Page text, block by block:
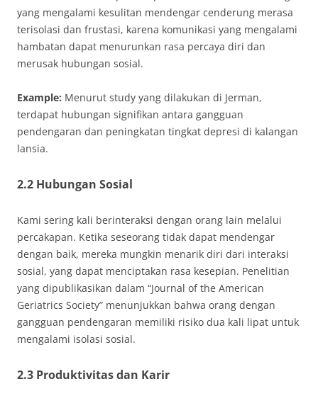
yang mengalami kesulitan mendengar cenderung merasa
terisolasi dan frustasi, karena komunikasi yang mengalami
hambatan dapat menurunkan rasa percaya diri dan
merusak hubungan sosial.
Example: Menurut study yang dilakukan di Jerman,
terdapat hubungan signifikan antara gangguan
pendengaran dan peningkatan tingkat depresi di kalangan
lansia.
2.2 Hubungan Sosial
Kami sering kali berinteraksi dengan orang lain melalui
percakapan. Ketika seseorang tidak dapat mendengar
dengan baik, mereka mungkin menarik diri dari interaksi
sosial, yang dapat menciptakan rasa kesepian. Penelitian
yang dipublikasikan dalam “Journal of the American
Geriatrics Society” menunjukkan bahwa orang dengan
gangguan pendengaran memiliki risiko dua kali lipat untuk
mengalami isolasi sosial.
2.3 Produktivitas dan Karir